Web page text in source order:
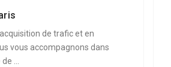
de trafic et en
vous accompagnons dans
...